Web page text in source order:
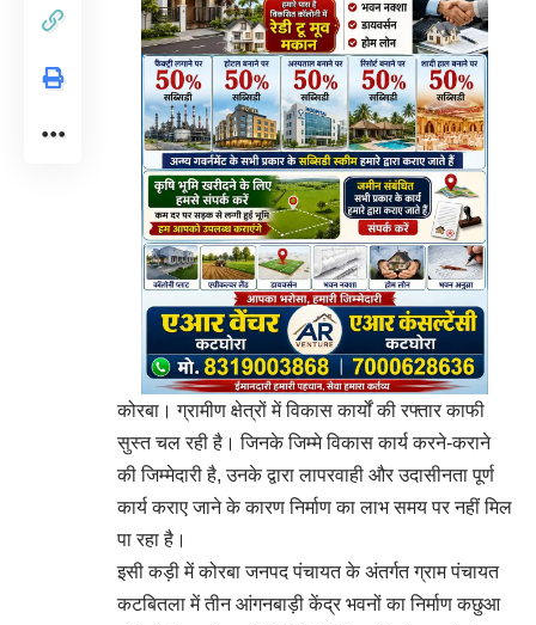
कोरबा। ग्रामीण क्षेत्रों में विकास कार्यों की रफ्तार काफी
सुस्त चल रही है। जिनके जिम्मे विकास कार्य करने-कराने
की जिम्मेदारी है, उनके द्वारा लापरवाही और उदासीनता पूर्ण
कार्य कराए जाने के कारण निर्माण का लाभ समय पर नहीं मिल
पा रहा है।
इसी कड़ी में कोरबा जनपद पंचायत के अंतर्गत ग्राम पंचायत
कटबितला में तीन आंगनबाड़ी केंद्र भवनों का निर्माण कछुआ